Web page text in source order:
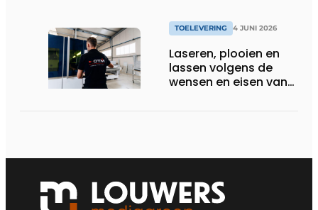
TOELEVERING 4 JUNI 2026
Laseren, plooien en
lassen volgens de
wensen en eisen van